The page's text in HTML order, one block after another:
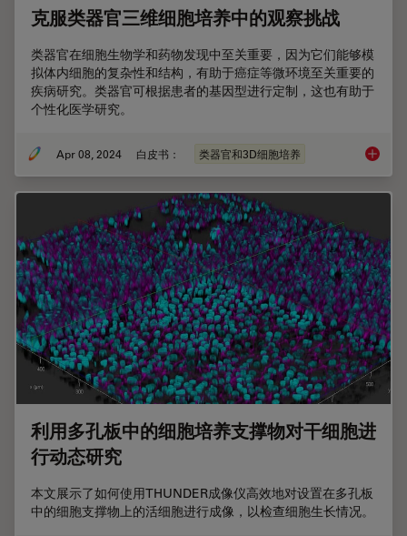
克服类器官三维细胞培养中的观察挑战
类器官在细胞生物学和药物发现中至关重要，因为它们能够模
拟体内细胞的复杂性和结构，有助于癌症等微环境至关重要的
疾病研究。类器官可根据患者的基因型进行定制，这也有助于
个性化医学研究。
Apr 08, 2024 白皮书： 类器官和3D细胞培养 克服类
利用多孔板中的细胞培养支撑物对干细胞进
行动态研究
本文展示了如何使用THUNDER成像仪高效地对设置在多孔板
中的细胞支撑物上的活细胞进行成像，以检查细胞生长情况。